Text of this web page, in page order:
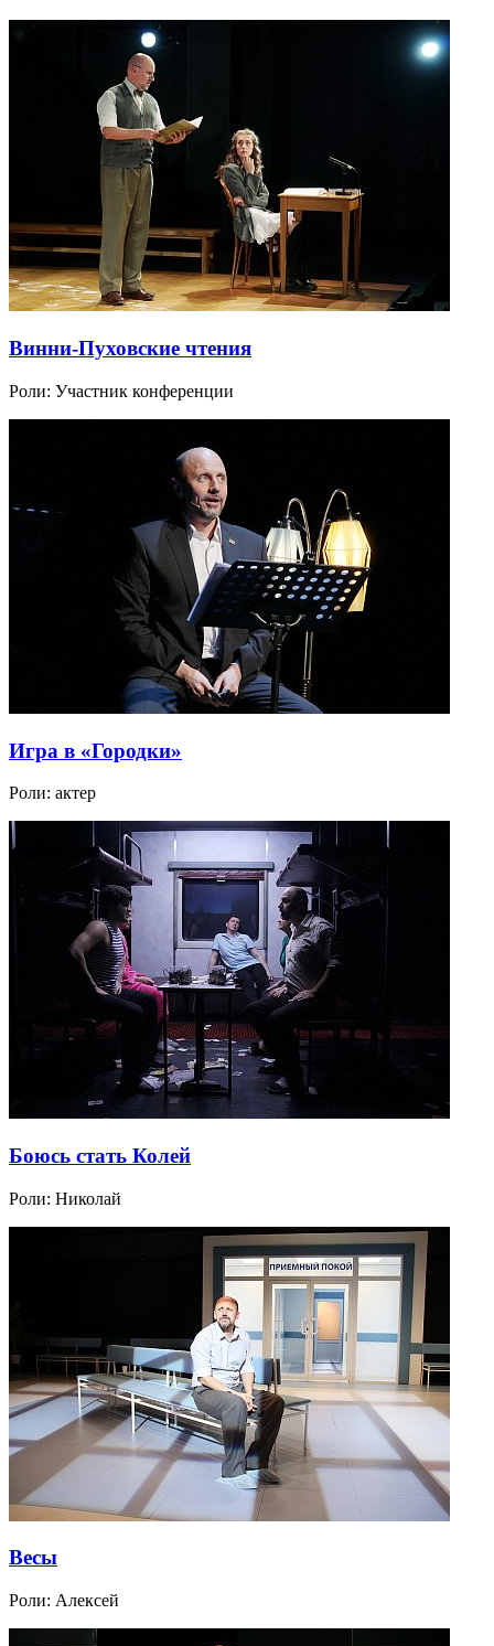
Винни-Пуховские чтения
Роли: Участник конференции
Игра в «Городки»
Роли: актер
Боюсь стать Колей
Роли: Николай
Весы
Роли: Алексей